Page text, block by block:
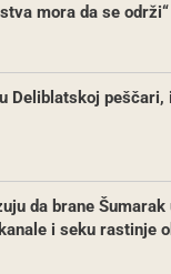
mora da se održi“
Deliblatskoj
da brane
i seku rastinje